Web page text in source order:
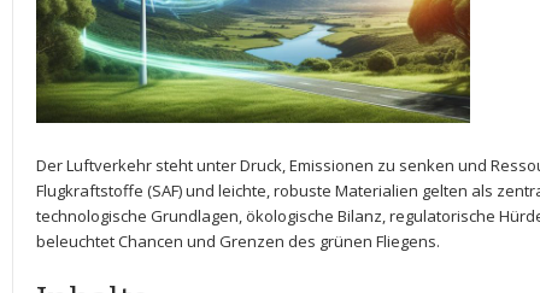
Der ⁢Luftverkehr​ steht unter Druck, Emissionen‌ zu senken⁤ und
Flugkraftstoffe​ (SAF) und leichte, robuste ​Materialien gelten als
technologische Grundlagen,⁤ ökologische ⁤Bilanz, regulatorische
beleuchtet Chancen‌ und⁣ Grenzen des grünen​ Fliegens.